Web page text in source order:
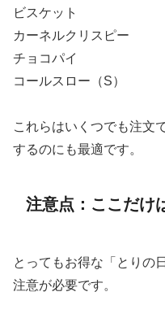
ビスケット
カーネルクリスピー
チョコパイ
コールスロー（S）
これらはいくつでも注文
するのにも最適です。
注意点：ここだけ
とってもお得な「とりの
注意が必要です。